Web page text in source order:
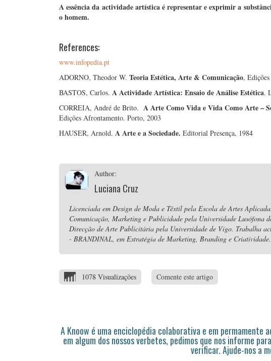
A essência da actividade artística é representar e exprimir a
o homem.
References:
www.infopedia.pt
ADORNO, Theodor W. Teoria Estética, Arte & Comunicação,
BASTOS, Carlos. A Actividade Artística: Ensaio de Análise Estética.
CORREIA, André de Brito. A Arte Como Vida e Vida Como Arte –
Edições Afrontamento. Porto, 2003
HAUSER, Arnold. A Arte e a Sociedade. Editorial Presença, 1984
Author:
Luciana Cruz
Licenciada em Design de Moda e Têxtil pela Escola de Artes
Comunicação, Marketing e Publicidade pela Universidade Lusófona
Direcção de Arte Publicitária pela Universidade de Vigo. Trabalha
- BRANDINAL, em Estratégia de Marketing, Branding e Criatividade.
1078 Visualizações Comente este artigo
A Knoow é uma enciclopédia colaborativa e em permamente
em algum dos nossos verbetes, pedimos que nos informe
verificar. Ajude-nos a